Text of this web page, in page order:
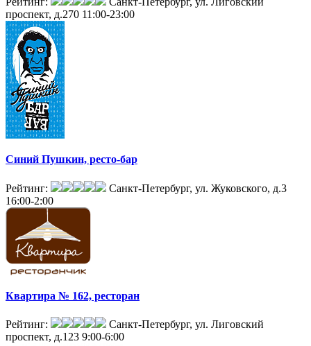
проспект, д.270 11:00-23:00
Синий Пушкин, ресто-бар
Рейтинг:
Санкт-Петербург, ул. Жуковского, д.3
16:00-2:00
Квартира № 162, ресторан
Рейтинг:
Санкт-Петербург, ул. Лиговский
проспект, д.123 9:00-6:00